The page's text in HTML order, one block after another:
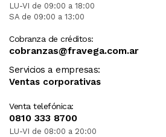
LU-VI de 09:00 a 18:00
SA de 09:00 a 13:00
Cobranza de créditos:
cobranzas@fravega.com.ar
Servicios a empresas:
Ventas corporativas
Venta telefónica:
0810 333 8700
LU-VI de 08:00 a 20:00